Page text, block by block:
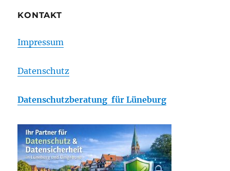
KONTAKT
Impressum
Datenschutz
Datenschutzberatung für Lüneburg